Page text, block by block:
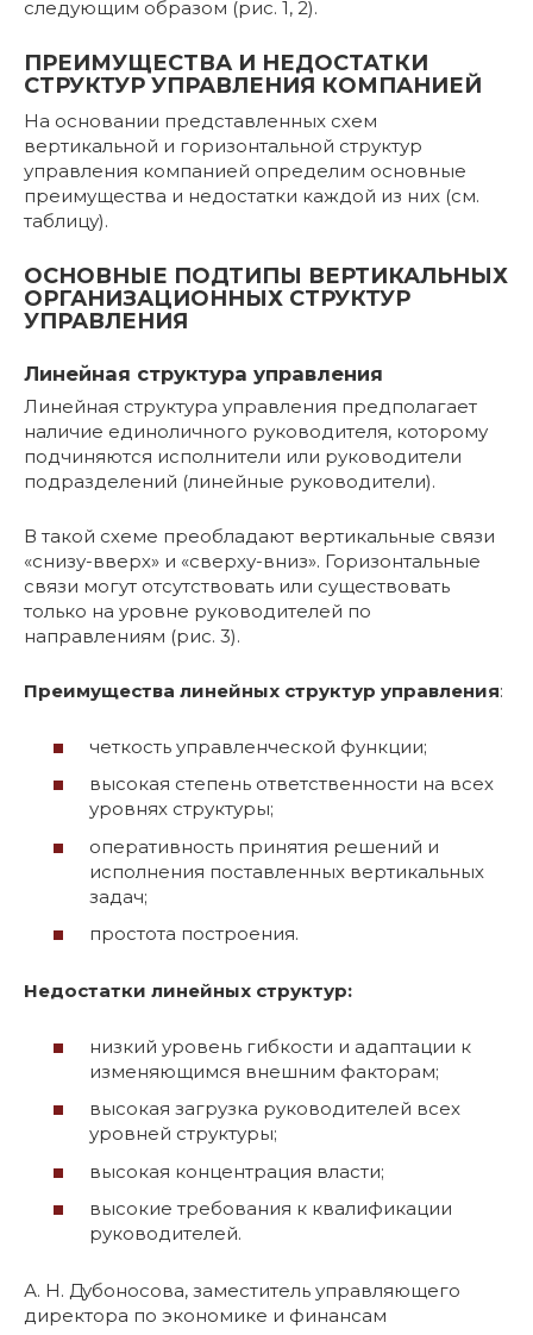
следующим образом (рис. 1, 2).
ПРЕИМУЩЕСТВА И НЕДОСТАТКИ
СТРУКТУР УПРАВЛЕНИЯ КОМПАНИЕЙ
На основании представленных схем
вертикальной и горизонтальной структур
управления компанией определим основные
преимущества и недостатки каждой из них (см.
таблицу).
ОСНОВНЫЕ ПОДТИПЫ ВЕРТИКАЛЬНЫХ
ОРГАНИЗАЦИОННЫХ СТРУКТУР
УПРАВЛЕНИЯ
Линейная структура управления
Линейная структура управления предполагает
наличие единоличного руководителя, которому
подчиняются исполнители или руководители
подразделений (линейные руководители).
В такой схеме преобладают вертикальные связи
«снизу-вверх» и «сверху-вниз». Горизонтальные
связи могут отсутствовать или существовать
только на уровне руководителей по
направлениям (рис. 3).
Преимущества линейных структур управления:
четкость управленческой функции;
высокая степень ответственности на всех
уровнях структуры;
оперативность принятия решений и
исполнения поставленных вертикальных
задач;
простота построения.
Недостатки линейных структур:
низкий уровень гибкости и адаптации к
изменяющимся внешним факторам;
высокая загрузка руководителей всех
уровней структуры;
высокая концентрация власти;
высокие требования к квалификации
руководителей.
А. Н. Дубоносова, заместитель управляющего
директора по экономике и финансам